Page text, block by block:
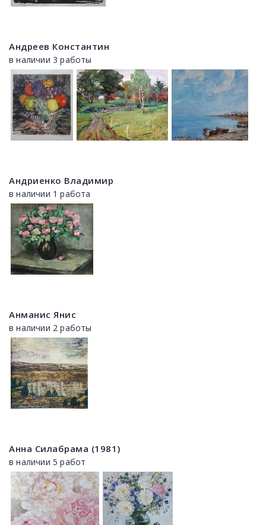
Андреев Константин
в наличии 3 работы
Андриенко Владимир
в наличии 1 работа
Анманис Янис
в наличии 2 работы
Анна Силабрама (1981)
в наличии 5 работ